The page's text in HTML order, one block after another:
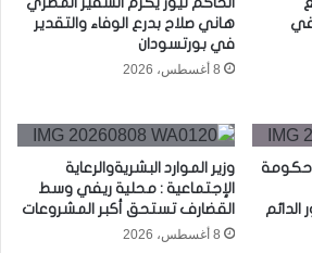
في
هاني صلاح بدرع الوفاء والتقدير
في بورتسودان
8 أغسطس، 2026
.. حكومة
وزير الموارد البشريةوالرعاية
الإجتماعية : محلية ريفي وسط
القضارف تستحق أكبر المشروعات
8 أغسطس، 2026